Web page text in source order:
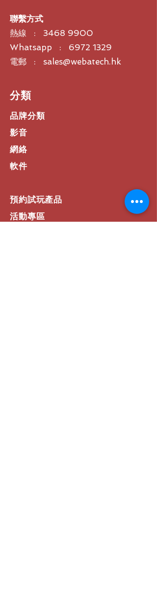
聯繫方式
熱線 : 3468 9900
Whatsapp : 6972 1329
電郵 : sales@webatech.hk
​分類
品牌分類
影音
網絡
軟件
預約試玩產品
活動專區